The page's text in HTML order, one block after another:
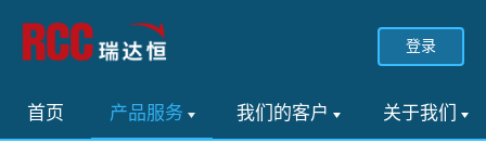
登录
首页 产品服务 我们的客户 关于我们